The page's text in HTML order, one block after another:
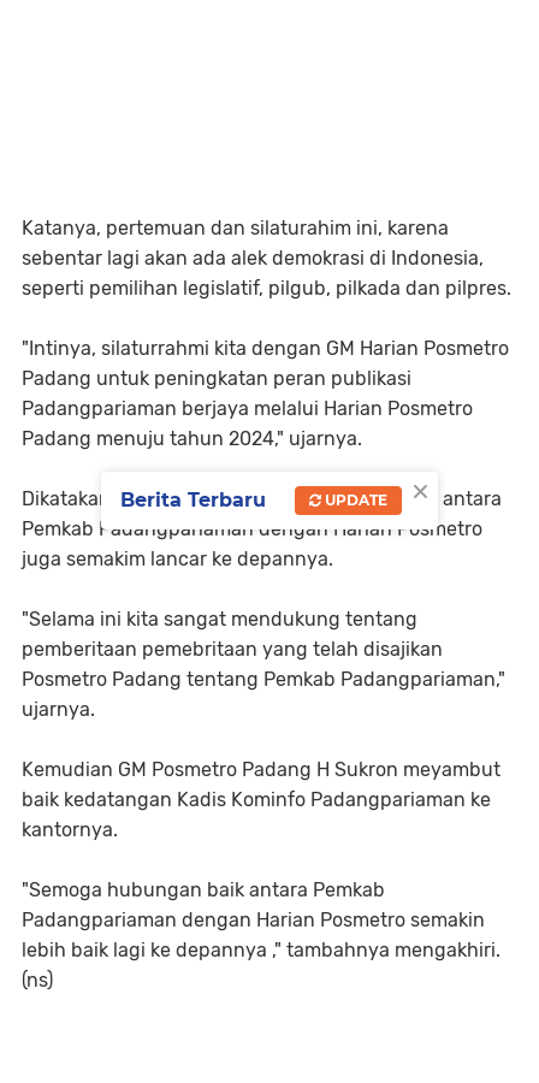
Katanya, pertemuan dan silaturahim ini, karena
sebentar lagi akan ada alek demokrasi di Indonesia,
seperti pemilihan legislatif, pilgub, pilkada dan pilpres.
"Intinya, silaturrahmi kita dengan GM Harian Posmetro
Padang untuk peningkatan peran publikasi
Padangpariaman berjaya melalui Harian Posmetro
Padang menuju tahun 2024," ujarnya.
Dikatakan, dengan silaturahim hubungan baik antara
Pemkab Padangpariaman dengan Harian Posmetro
juga semakim lancar ke depannya.
"Selama ini kita sangat mendukung tentang
pemberitaan pemebritaan yang telah disajikan
Posmetro Padang tentang Pemkab Padangpariaman,"
ujarnya.
Kemudian GM Posmetro Padang H Sukron meyambut
baik kedatangan Kadis Kominfo Padangpariaman ke
kantornya.
"Semoga hubungan baik antara Pemkab
Padangpariaman dengan Harian Posmetro semakin
lebih baik lagi ke depannya ," tambahnya mengakhiri.
(ns)
×
Berita Terbaru UPDATE